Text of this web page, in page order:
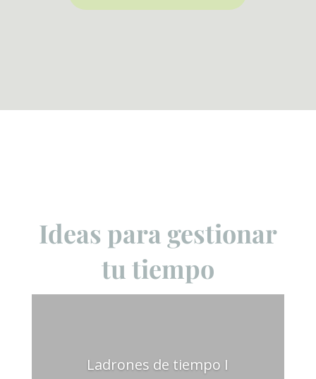
Ideas para gestionar
tu tiempo
Ladrones de tiempo I